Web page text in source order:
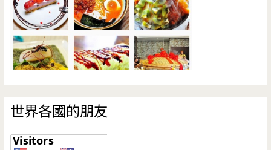
世界各國的朋友